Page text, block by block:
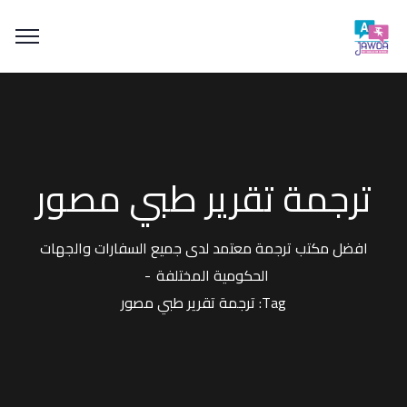
ترجمة تقرير طبي مصور
افضل مكتب ترجمة معتمد لدى جميع السفارات والجهات
الحكومية المختلفة
Tag: ترجمة تقرير طبي مصور